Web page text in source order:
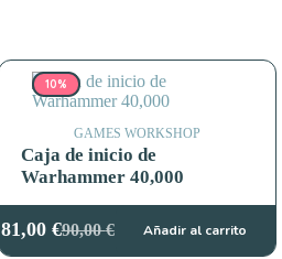
10%
GAMES WORKSHOP
Caja de inicio de
Warhammer 40,000
90,00€
El
81,00 €El
Añadir al carrito